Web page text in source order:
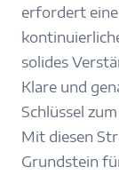
erfordert
solides
Klare und
Schlüssel
Mit diesen
Grundstein